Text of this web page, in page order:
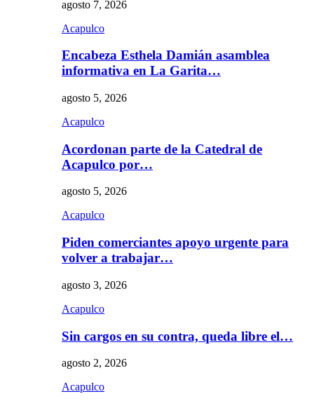
agosto 7, 2026
Acapulco
Encabeza Esthela Damián asamblea
informativa en La Garita…
agosto 5, 2026
Acapulco
Acordonan parte de la Catedral de
Acapulco por…
agosto 5, 2026
Acapulco
Piden comerciantes apoyo urgente para
volver a trabajar…
agosto 3, 2026
Acapulco
Sin cargos en su contra, queda libre el…
agosto 2, 2026
Acapulco